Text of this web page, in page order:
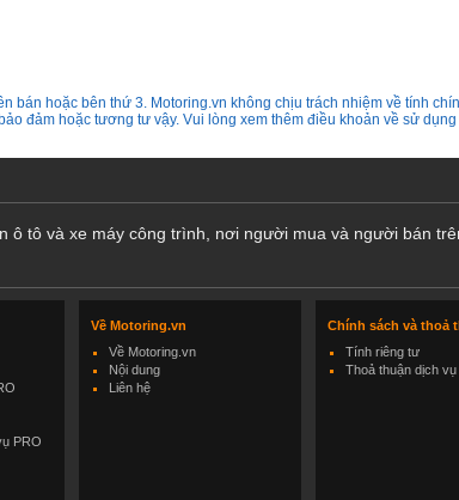
bán hoặc bên thứ 3. Motoring.vn không chịu trách nhiệm về tính
đảm hoặc tương tư vậy. Vui lòng xem thêm điều khoản về sử dụng
ô tô và xe máy công trình, nơi người mua và người bán
PRO
Về Motoring.vn
Về Motoring.vn
Nội dung
Liên hệ
Chính sách và thoả
Tính riêng tư
Thoả thuận dịch vụ